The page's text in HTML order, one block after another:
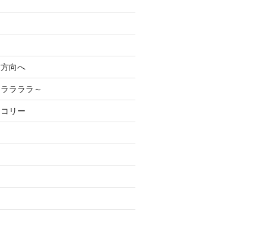
向へ
ラララ～
リー